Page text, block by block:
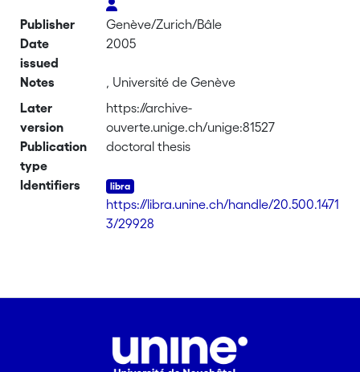
Publisher
Genève/Zurich/Bâle
Date
issued
2005
Notes
, Université de Genève
Later
version
https://archive-
ouverte.unige.ch/unige:81527
Publication
type
doctoral thesis
Identifiers
https://libra.unine.ch/handle/20.500.1471
3/29928